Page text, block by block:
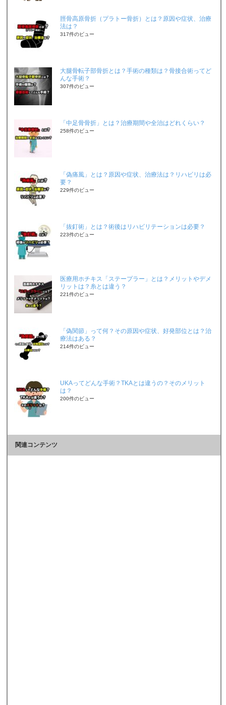
脛骨高原骨折（プラトー骨折）とは？原因や症状、治療
法は？
317件のビュー
大腿骨転子部骨折とは？手術の種類は？骨接合術ってど
んな手術？
307件のビュー
「中足骨骨折」とは？治療期間や全治はどれくらい？
258件のビュー
「偽痛風」とは？原因や症状、治療法は？リハビリは必
要？
229件のビュー
「抜釘術」とは？術後はリハビリテーションは必要？
223件のビュー
医療用ホチキス「ステープラー」とは？メリットやデメ
リットは？糸とは違う？
221件のビュー
「偽関節」って何？その原因や症状、好発部位とは？治
療法はある？
214件のビュー
UKAってどんな手術？TKAとは違うの？そのメリット
は？
200件のビュー
関連コンテンツ